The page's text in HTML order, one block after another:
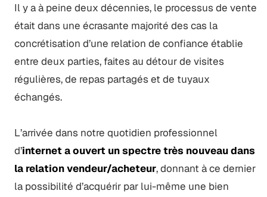
Il y a à peine deux décennies, le processus de vente
était dans une écrasante majorité des cas la
concrétisation d’une relation de confiance établie
entre deux parties, faites au détour de visites
régulières, de repas partagés et de tuyaux
échangés.
L’arrivée dans notre quotidien professionnel
d’internet a ouvert un spectre très nouveau dans
la relation vendeur/acheteur, donnant à ce dernier
la possibilité d’acquérir par lui-même une bien